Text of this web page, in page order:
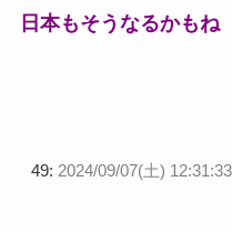
日本もそうなるかもね
49: 2024/09/07(土)